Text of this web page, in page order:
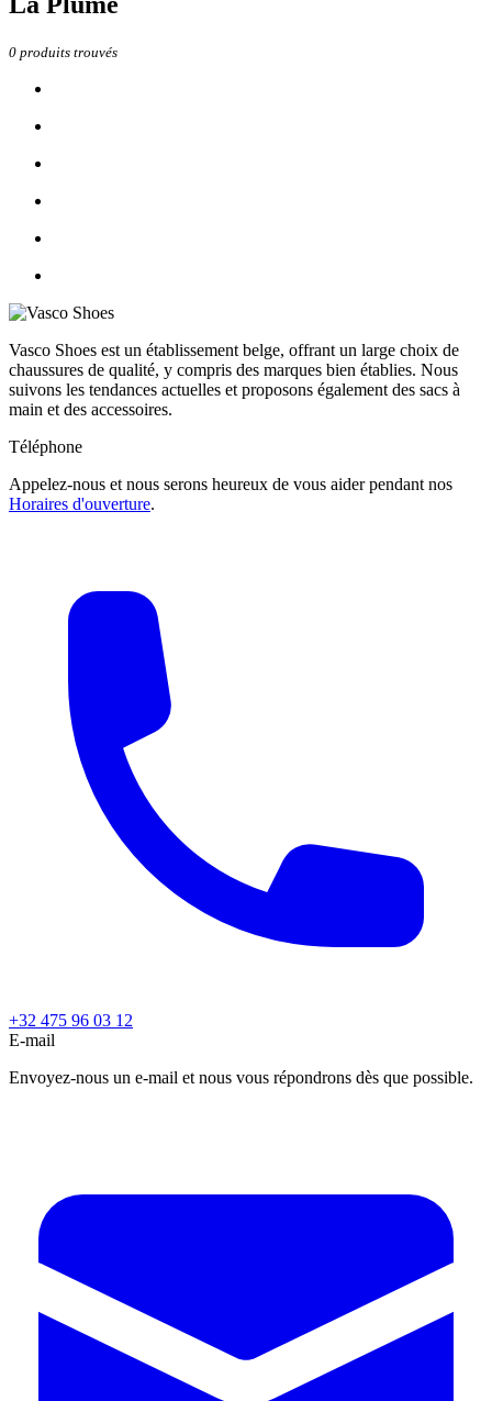
0 produits trouvés
Vasco Shoes est un établissement belge, offrant un large choix de
chaussures de qualité, y compris des marques bien établies. Nous
suivons les tendances actuelles et proposons également des sacs à
main et des accessoires.
Téléphone
Appelez-nous et nous serons heureux de vous aider pendant nos
Horaires d'ouverture.
+32 475 96 03 12
E-mail
Envoyez-nous un e-mail et nous vous répondrons dès que possible.